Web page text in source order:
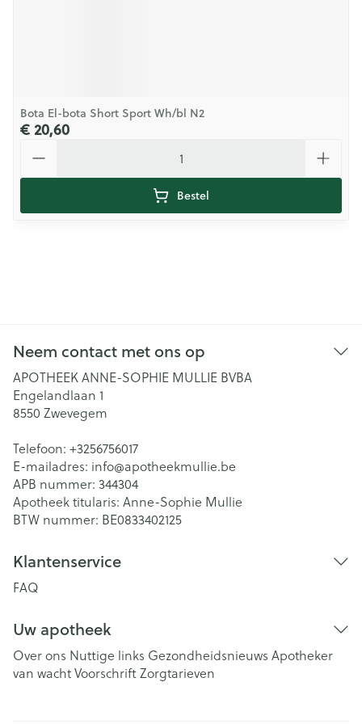
Bota El-bota Short Sport Wh/bl N2
€ 20,60
Bestel
Neem contact met ons op
APOTHEEK ANNE-SOPHIE MULLIE BVBA
Engelandlaan 1
8550 Zwevegem
Telefoon: +3256756017
E-mailadres: info@apotheekmullie.be
APB nummer: 344304
Apotheek titularis: Anne-Sophie Mullie
BTW nummer: BE0833402125
Klantenservice
FAQ
Uw apotheek
Over ons Nuttige links Gezondheidsnieuws Apotheker
van wachtVoorschriftZorgtarieven